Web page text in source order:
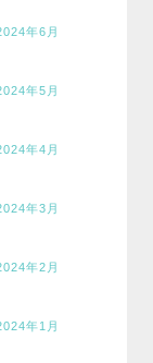
年6月
年5月
年4月
年3月
年2月
年1月